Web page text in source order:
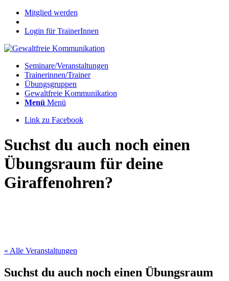
Mitglied werden
Login für TrainerInnen
Seminare/Veranstaltungen
Trainerinnen/Trainer
Übungsgruppen
Gewaltfreie Kommunikation
Menü Menü
Link zu Facebook
Suchst du auch noch einen
Übungsraum für deine
Giraffenohren?
« Alle Veranstaltungen
Suchst du auch noch einen Übungsraum